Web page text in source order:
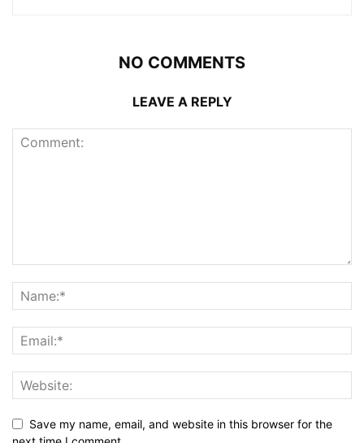
NO COMMENTS
LEAVE A REPLY
Save my name, email, and website in this browser for the